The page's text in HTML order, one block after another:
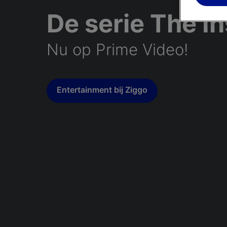
De serie The
Nu op Prime Video!
Entertainment bij Ziggo